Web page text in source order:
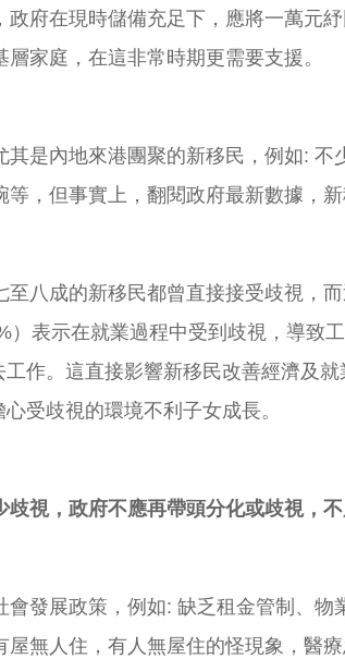
政府在現時儲備充足下，應將一萬元
家庭，在這非常時期更需要支援。
是內地來港團聚的新移民，例如:
，但事實上，翻閱政府最新數據，
八成的新移民都曾直接接受歧視，
表示在就業過程中受到歧視，導致
作。這直接影響新移民改善經濟及
受歧視的環境不利子女成長。
視，政府不應再帶頭分化或歧視，
發展政策，例如: 缺乏租金管制、
無人住，有人無屋住的怪現象，醫